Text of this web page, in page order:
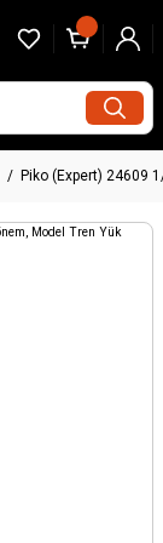
Piko (Expert) 24609